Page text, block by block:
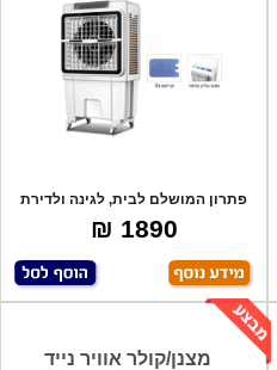
פתרון המושלם לבית, לגינה ולדירת
גן, עם ג
1890 ₪
מצנן/קולר אוויר נייד